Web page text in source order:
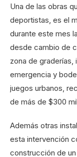
Una de las obras
deportistas, es el
durante este mes
desde cambio de
zona de graderías,
emergencia y
juegos urbanos,
de más de $300
Además otras
esta intervención
construcción de